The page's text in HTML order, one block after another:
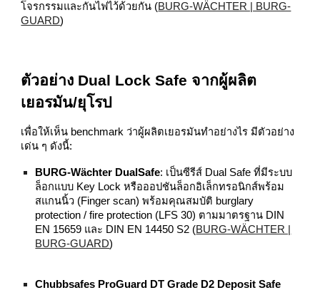
โจรกรรมและกันไฟไว้ด้วยกัน (BURG-WÄCHTER | BURG-
GUARD)
ตัวอย่าง Dual Lock Safe จากผู้ผลิต
เยอรมัน/ยุโรป
เพื่อให้เห็น benchmark ว่าผู้ผลิตเยอรมันทำอย่างไร มีตัวอย่าง
เด่น ๆ ดังนี้:
BURG‑Wächter DualSafe: เป็นซีรีส์ Dual Safe ที่มีระบบ
ล็อกแบบ Key Lock หรือออปชันล็อกอิเล็กทรอนิกส์พร้อม
สแกนนิ้ว (Finger scan) พร้อมคุณสมบัติ burglary
protection / fire protection (LFS 30) ตามมาตรฐาน DIN
EN 15659 และ DIN EN 14450 S2 (BURG-WÄCHTER |
BURG-GUARD)
Chubbsafes ProGuard DT Grade D2 Deposit Safe